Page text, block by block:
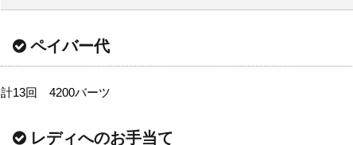
ペイバー代
計13回 4200バーツ
レディへのお手当て